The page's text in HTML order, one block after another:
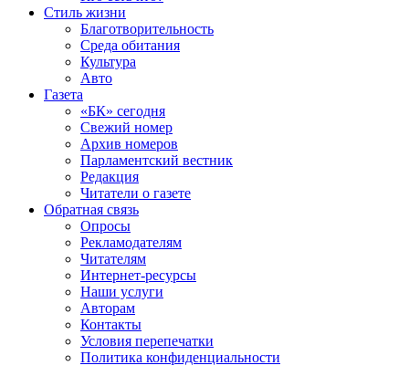
Стиль жизни
Благотворительность
Среда обитания
Культура
Авто
Газета
«БК» сегодня
Свежий номер
Архив номеров
Парламентский вестник
Редакция
Читатели о газете
Обратная связь
Опросы
Рекламодателям
Читателям
Интернет-ресурсы
Наши услуги
Авторам
Контакты
Условия перепечатки
Политика конфиденциальности